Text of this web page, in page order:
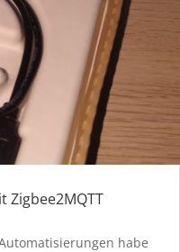
Zigbee2MQTT
habe